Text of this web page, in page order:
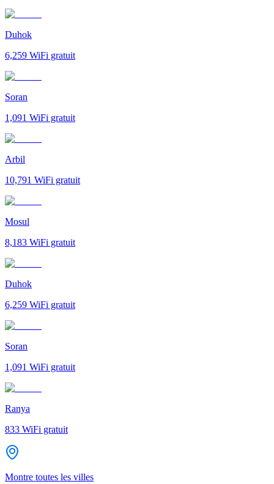
Duhok
6,259 WiFi gratuit
Soran
1,091 WiFi gratuit
Arbil
10,791 WiFi gratuit
Mosul
8,183 WiFi gratuit
Duhok
6,259 WiFi gratuit
Soran
1,091 WiFi gratuit
Ranya
833 WiFi gratuit
Montre toutes les villes